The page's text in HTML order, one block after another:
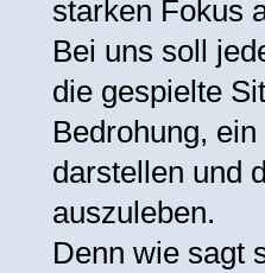
starken Fokus
Bei uns soll
die gespielte
Bedrohung,
darstellen und
auszuleben.
Denn wie sagt